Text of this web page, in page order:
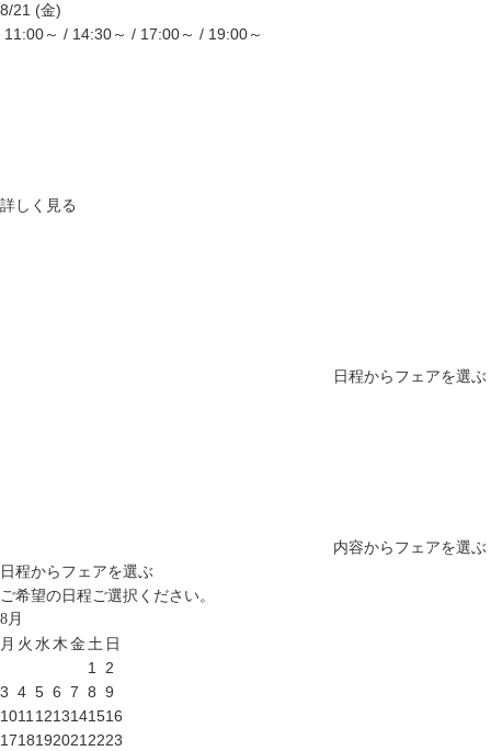
8/21 (金)
11:00～ / 14:30～ / 17:00～ / 19:00～
詳しく見る
日程からフェアを選ぶ
内容からフェアを選ぶ
日程からフェアを選ぶ
ご希望の日程ご選択ください。
8 月
月 火 水 木金 土 日
1
2
3 4 5 6 7 8 9
1011 1213141516
1718192021 2223